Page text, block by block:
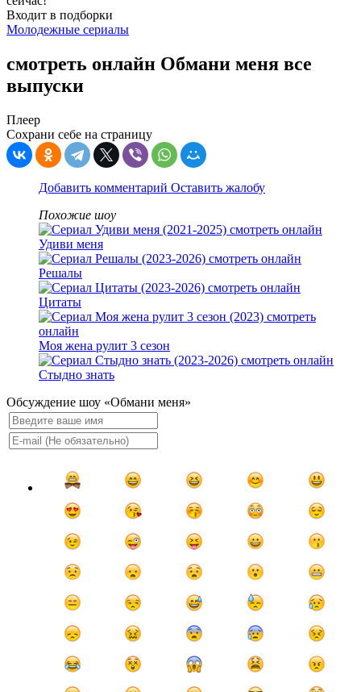
Входит в подборки
Молодежные сериалы
смотреть онлайн Обмани меня все
выпуски
Плеер
Сохрани себе на страницу
Добавить комментарий Оставить жалобу
Похожие шоу
Удиви меня
Решалы
Цитаты
Моя жена рулит 3 сезон
Стыдно знать
Обсуждение шоу «Обмани меня»